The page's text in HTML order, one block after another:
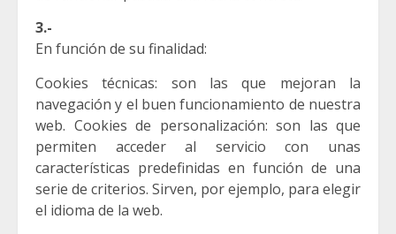
3.-
En función de su finalidad:
Cookies técnicas: son las que mejoran la
navegación y el buen funcionamiento de nuestra
web. Cookies de personalización: son las que
permiten acceder al servicio con unas
características predefinidas en función de una
serie de criterios. Sirven, por ejemplo, para elegir
el idioma de la web.